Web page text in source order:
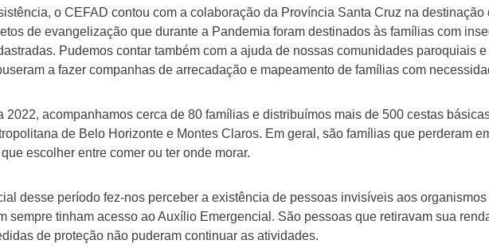
o CEFAD contou com a colaboração da Província Santa Cruz na destinação
de evangelização que durante a Pandemia foram destinados às famílias com
Pudemos contar também com a ajuda de nossas comunidades paroquiais
a fazer companhas de arrecadação e mapeamento de famílias com
2022, acompanhamos cerca de 80 famílias e distribuímos mais de 500 cestas
de Belo Horizonte e Montes Claros. Em geral, são famílias que perderam
escolher entre comer ou ter onde morar.
desse período fez-nos perceber a existência de pessoas invisíveis aos
sempre tinham acesso ao Auxílio Emergencial. São pessoas que retiravam sua
de proteção não puderam continuar as atividades.